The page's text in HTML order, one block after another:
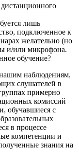
дистанционного
лишь
подключенное к
желательно (но
и/или микрофона.
обучение?
наблюдениям,
слушателей в
примерно
комиссий
обучавшиеся с
в процессе
компетенции и
знания на